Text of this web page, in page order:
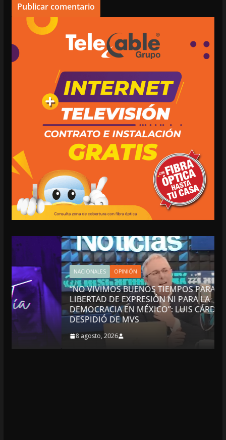
NACIONALES OPINIÓN
“NO VIVIMOS BUENOS TIEMPOS PARA LA
LIBERTAD DE EXPRESIÓN NI PARA LA
DEMOCRACIA EN MÉXICO”: LUIS CÁRDENAS; SE
DESPIDIÓ DE MVS
8 agosto, 2026